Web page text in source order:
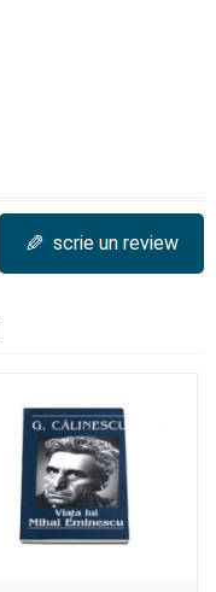
✎ scrie un review